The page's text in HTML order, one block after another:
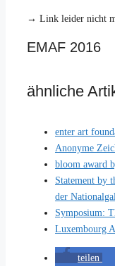
→ Link leider nicht
EMAF 2016
ähnliche
enter art
Anonyme
bloom award
Statement by
der
Symposium:
Luxembourg
teilen